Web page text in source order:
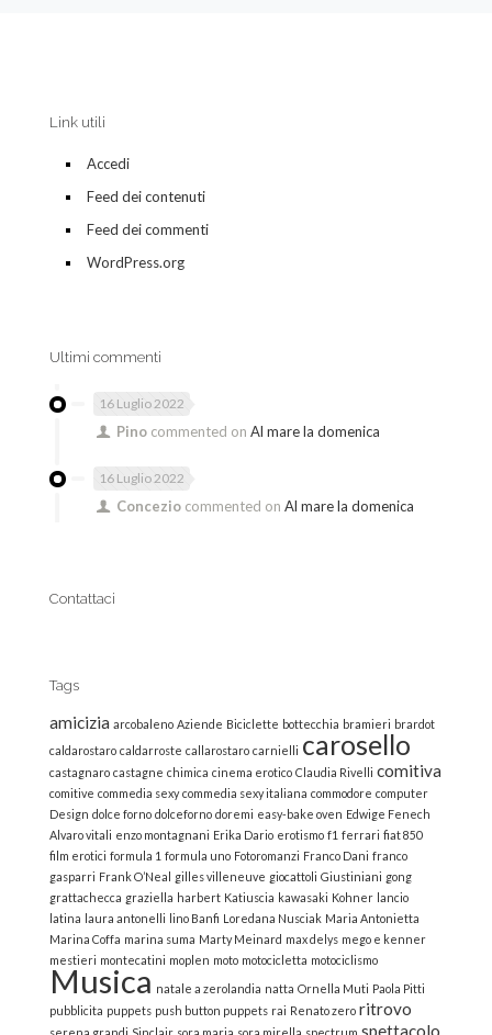
Link utili
Accedi
Feed dei contenuti
Feed dei commenti
WordPress.org
Ultimi commenti
16 Luglio 2022
Pino commented onAl mare la domenica
16 Luglio 2022
Concezio commented onAl mare la domenica
Contattaci
Tags
amicizia arcobaleno Aziende Biciclette bottecchia bramieri brardot
caldarostaro caldarroste callarostaro carnielli carosello
castagnaro castagne chimica cinema erotico Claudia Rivelli comitiva
comitive commedia sexy commedia sexy italiana commodore computer
Design dolce forno dolceforno doremi easy-bake oven Edwige Fenech
Alvaro vitali enzo montagnani Erika Dario erotismo f1 ferrari fiat 850
film erotici formula 1 formula uno Fotoromanzi Franco Dani franco
gasparri Frank O’Neal gilles villeneuve giocattoli Giustiniani gong
grattachecca graziella harbert Katiuscia kawasaki Kohner lancio
latina laura antonelli lino Banfi Loredana Nusciak Maria Antonietta
Marina Coffa marina suma Marty Meinard max delys mego e kenner
mestieri montecatini moplen moto motocicletta motociclismo
Musica natale a zerolandia natta Ornella Muti Paola Pitti
pubblicita puppets push button puppets rai Renato zero ritrovo
serena grandi Sinclair sora maria sora mirella spectrum spettacolo